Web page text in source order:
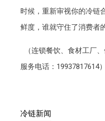
时候，重新审视你的冷链
鲜度，谁就守住了消费者
（连锁餐饮、食材工厂
服务电话：19937817614）
冷链新闻